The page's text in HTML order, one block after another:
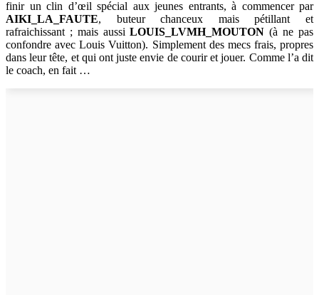
finir un clin d’œil spécial aux jeunes entrants, à commencer par
AIKI_LA_FAUTE, buteur chanceux mais pétillant et
rafraichissant ; mais aussiLOUIS_LVMH_MOUTON (à ne pas
confondre avec Louis Vuitton). Simplement des mecs frais, propres
dans leur tête, et qui ont juste envie de courir et jouer. Comme l’a dit
le coach, en fait …